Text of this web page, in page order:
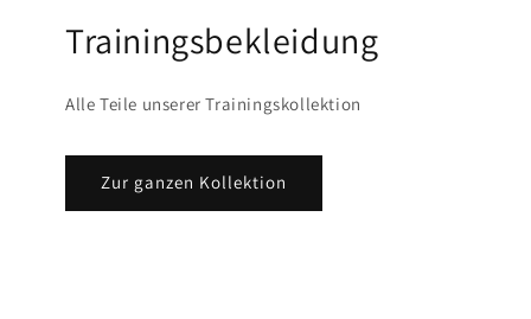
Trainingsbekleidung
Alle Teile unserer Trainingskollektion
Zur ganzen Kollektion